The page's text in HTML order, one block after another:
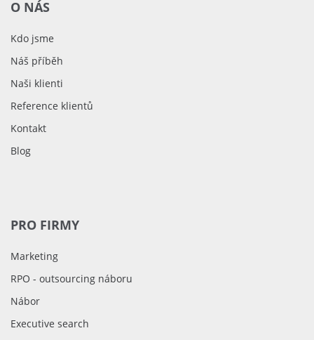
O NÁS
Kdo jsme
Náš příběh
Naši klienti
Reference klientů
Kontakt
Blog
PRO FIRMY
Marketing
RPO - outsourcing náboru
Nábor
Executive search